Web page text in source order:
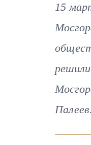
15
Палеев.